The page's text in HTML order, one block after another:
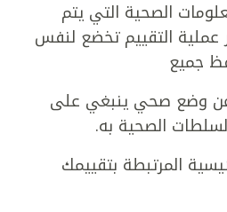
الصحية التي يتم
التقييم تخضع لنفس
جميع
وضع صحي ينبغي على
الصحية به.
المرتبطة بتقييمك